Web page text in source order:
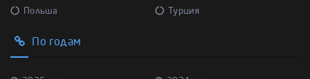
Польша Турция
По годам